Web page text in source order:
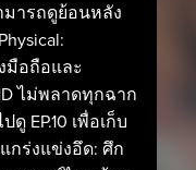
ารถดูย้อนหลัง
มือถือและ
ไม่พลาดทุกฉาก
EP.10 เพื่อเก็บ
กร่งแข่งอึด: ศึก